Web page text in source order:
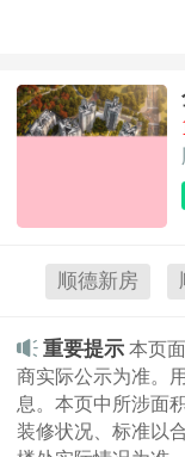
顺德新房
重要提示 本页
商实际公示为准。
息。本页中所涉面
装修状况、标准以